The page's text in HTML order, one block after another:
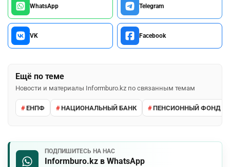
WhatsApp Telegram
VK Facebook
Ещё по теме
Новости и материалы Informburo.kz по связанным темам
ЕНПФ НАЦИОНАЛЬНЫЙ БАНК ПЕНСИОННЫЙ ФОНД
ПОДПИШИТЕСЬ НА НАС
Informburo.kz в WhatsApp